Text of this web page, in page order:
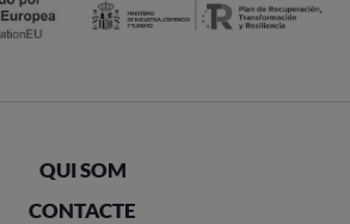
QUI SOM
CONTACTE